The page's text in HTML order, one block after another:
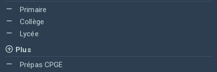
Primaire
Collège
Lycée
Plus
Prépas CPGE